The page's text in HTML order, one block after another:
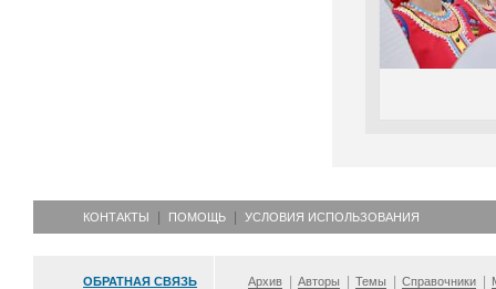
КОНТАКТЫ ПОМОЩЬ УСЛОВИЯ ИСПОЛЬЗОВАНИЯ
ОБРАТНАЯ СВЯЗЬ Архив Авторы Темы Справочники